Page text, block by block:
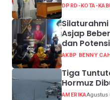
DPRD-KOTA-
Asjap
dan
AKBP BENNY
Tiga
Hormuz
AMERIKAAgustus